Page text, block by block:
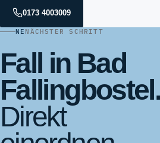
0173 4003009
NE NÄCHSTER SCHRITT
Fall in Bad
Fallingbostel.
Direkt